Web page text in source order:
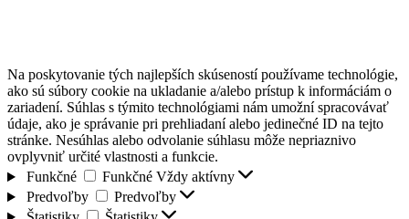
Na poskytovanie tých najlepších skúseností používame technológie,
ako sú súbory cookie na ukladanie a/alebo prístup k informáciám o
zariadení. Súhlas s týmito technológiami nám umožní spracovávať
údaje, ako je správanie pri prehliadaní alebo jedinečné ID na tejto
stránke. Nesúhlas alebo odvolanie súhlasu môže nepriaznivo
ovplyvniť určité vlastnosti a funkcie.
Funkčné
Funkčné Vždy aktívny
Predvoľby
Predvoľby